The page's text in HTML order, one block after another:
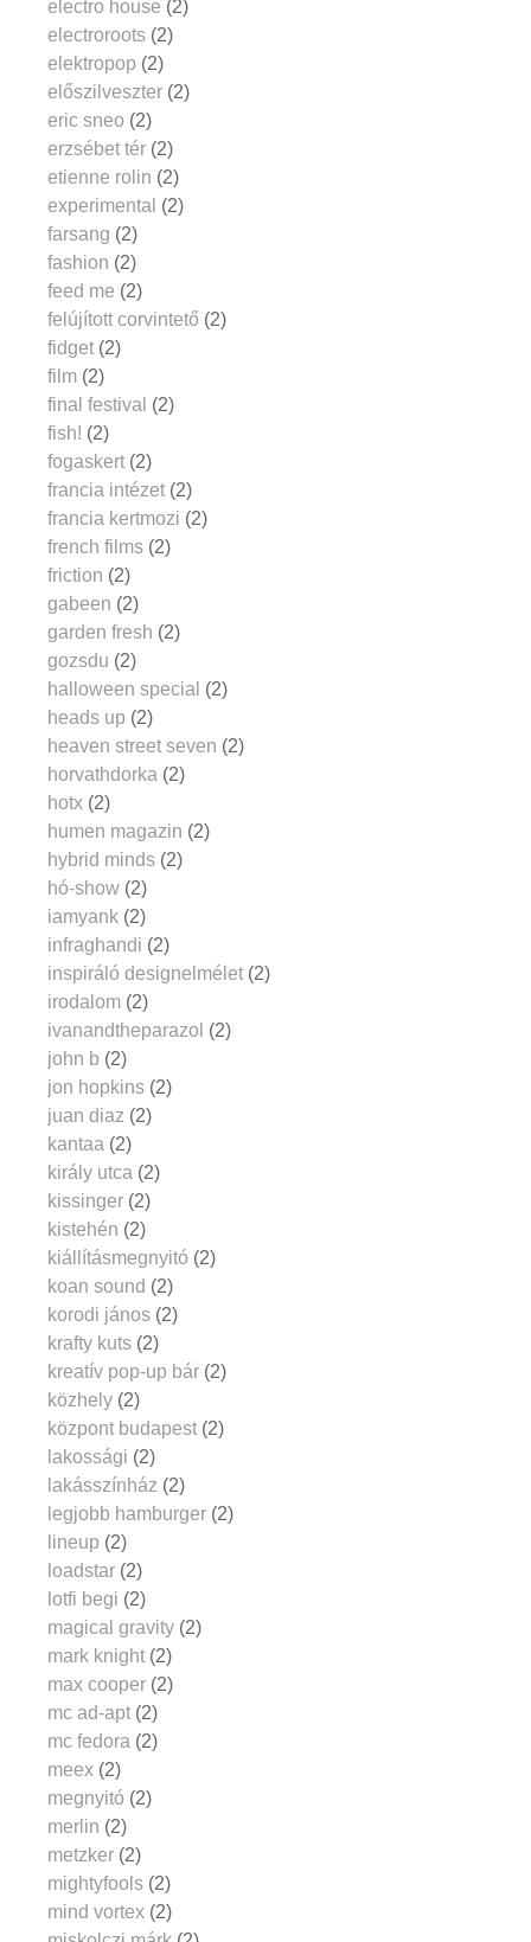
electro house (2)
electroroots (2)
elektropop (2)
előszilveszter (2)
eric sneo (2)
erzsébet tér (2)
etienne rolin (2)
experimental (2)
farsang (2)
fashion (2)
feed me (2)
felújított corvintető (2)
fidget (2)
film (2)
final festival (2)
fish! (2)
fogaskert (2)
francia intézet (2)
francia kertmozi (2)
french films (2)
friction (2)
gabeen (2)
garden fresh (2)
gozsdu (2)
halloween special (2)
heads up (2)
heaven street seven (2)
horvathdorka (2)
hotx (2)
humen magazin (2)
hybrid minds (2)
hó-show (2)
iamyank (2)
infraghandi (2)
inspiráló designelmélet (2)
irodalom (2)
ivanandtheparazol (2)
john b (2)
jon hopkins (2)
juan diaz (2)
kantaa (2)
király utca (2)
kissinger (2)
kistehén (2)
kiállításmegnyitó (2)
koan sound (2)
korodi jános (2)
krafty kuts (2)
kreatív pop-up bár (2)
közhely (2)
központ budapest (2)
lakossági (2)
lakásszínház (2)
legjobb hamburger (2)
lineup (2)
loadstar (2)
lotfi begi (2)
magical gravity (2)
mark knight (2)
max cooper (2)
mc ad-apt (2)
mc fedora (2)
meex (2)
megnyitó (2)
merlin (2)
metzker (2)
mightyfools (2)
mind vortex (2)